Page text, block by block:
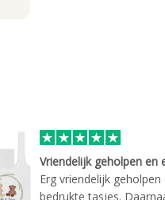
Vriendelijk geholpen en
Erg vriendelijk
bedrukte tasjes.